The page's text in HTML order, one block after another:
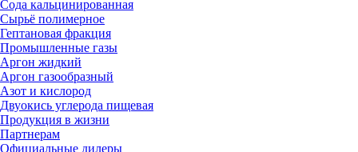
Сода кальцинированная
Сырьё полимерное
Гептановая фракция
Промышленные газы
Аргон жидкий
Аргон газообразный
Азот и кислород
Двуокись углерода пищевая
Продукция в жизни
Партнерам
Официальные дилеры